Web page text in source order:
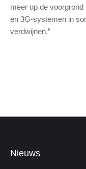
meer op de
en 3G-systemen in
verdwijnen.”
Nieuws